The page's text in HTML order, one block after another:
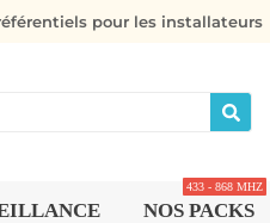
pour les installateurs
NOS PACKS
433 - 868 MHZ